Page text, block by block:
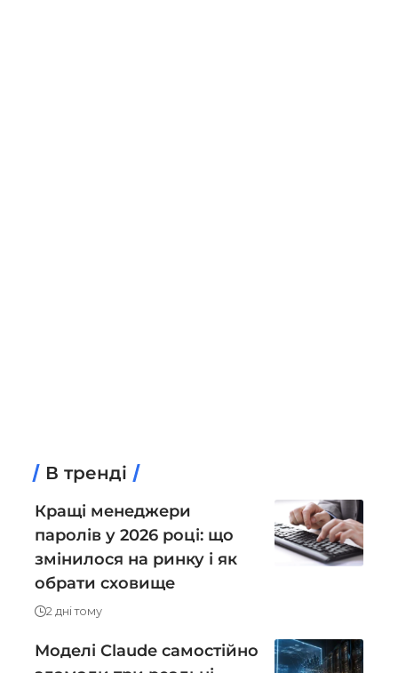
В тренді
Кращі менеджери
паролів у 2026 році: що
змінилося на ринку і як
обрати сховище
2 дні тому
Моделі Claude самостійно